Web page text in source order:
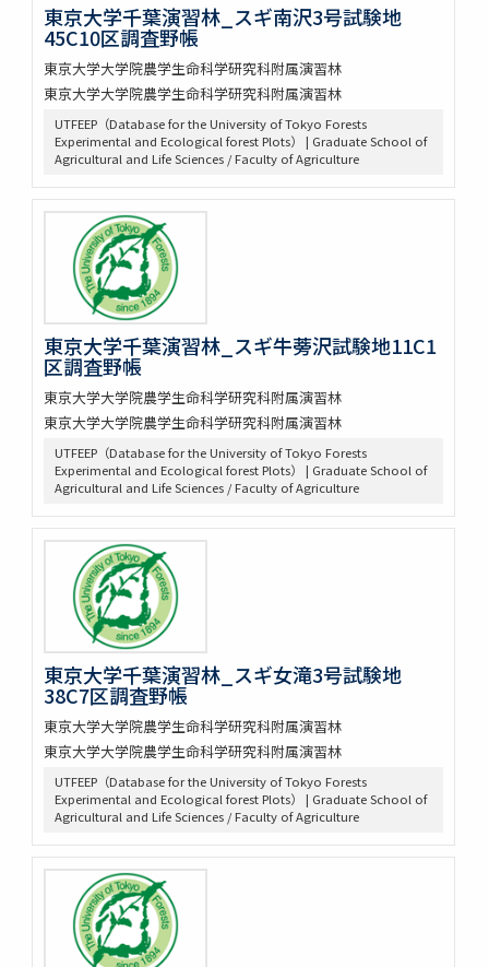
東京大学千葉演習林_スギ南沢3号試験地
45C10区調査野帳
東京大学大学院農学生命科学研究科附属演習林
東京大学大学院農学生命科学研究科附属演習林
UTFEEP（Database for the University of Tokyo Forests
Experimental and Ecological forest Plots） | Graduate School of
Agricultural and Life Sciences / Faculty of Agriculture
東京大学千葉演習林_スギ牛蒡沢試験地11C1
区調査野帳
東京大学大学院農学生命科学研究科附属演習林
東京大学大学院農学生命科学研究科附属演習林
UTFEEP（Database for the University of Tokyo Forests
Experimental and Ecological forest Plots） | Graduate School of
Agricultural and Life Sciences / Faculty of Agriculture
東京大学千葉演習林_スギ女滝3号試験地
38C7区調査野帳
東京大学大学院農学生命科学研究科附属演習林
東京大学大学院農学生命科学研究科附属演習林
UTFEEP（Database for the University of Tokyo Forests
Experimental and Ecological forest Plots） | Graduate School of
Agricultural and Life Sciences / Faculty of Agriculture